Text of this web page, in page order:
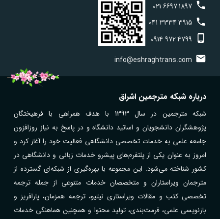
021 66971897
041 33343915
0914 9724799
info@eshraghtrans.com
درباره شبکه مترجمین اشراق
شبکه مترجمین در سال 1393 با هدف همراهی با فرهیختگان
پژوهشگران دانشجویان و اساتید دانشگاه و در پاسخ به نیاز روزافزون
جامعه علمی به خدمات تخصصی دانشگاهی فعالیت خود را آغاز کرد و
امروز به عنوان یکی از پلتفرم‌های پیشرو خدمات زبانی و دانشگاهی در
کشور شناخته می‌شود. این مجموعه با بهره‌گیری از شبکه‌ای گسترده از
مترجمان ویراستاران و متخصصان خدمات متنوعی از جمله ترجمه
تخصصی کتب و مقالات ویراستاری نیتیو، ترجمه همزمان، پارافریز و
بازنویسی علمی، فرمت‌بندی، تولید محتوا و همچنین هماهنگی خدمات